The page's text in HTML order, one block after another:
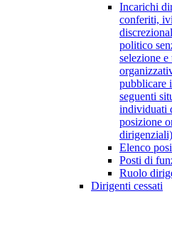
Incarichi
conferiti,
politico
selezione
pubblicare
seguenti
individuati
posizione
dirigenziali)
Elenco
Posti di
Ruolo
Dirigenti cessati